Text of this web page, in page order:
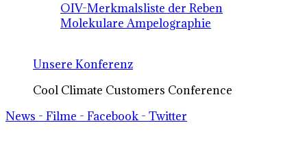
OIV-Merkmalsliste der Reben
Molekulare Ampelographie
Unsere Konferenz
Cool Climate Customers Conference
News - Filme - Facebook - Twitter